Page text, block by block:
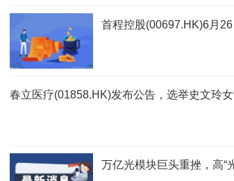
首程控股(00697.HK)6月
春立医疗(01858.HK)发布公告，选举史文玲
万亿光模块巨头重挫，高“